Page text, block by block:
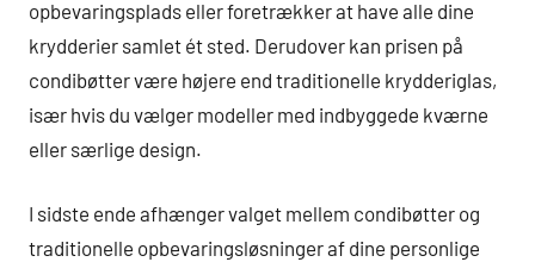
opbevaringsplads eller foretrækker at have alle dine
krydderier samlet ét sted. Derudover kan prisen på
condibøtter være højere end traditionelle krydderiglas,
især hvis du vælger modeller med indbyggede kværne
eller særlige design.
I sidste ende afhænger valget mellem condibøtter og
traditionelle opbevaringsløsninger af dine personlige